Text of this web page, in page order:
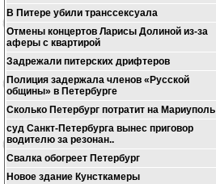
В Питере убили транссексуала
Отмены концертов Ларисы Долиной из-за
аферы с квартирой
Задрежали питерских дрифтеров
Полиция задержала членов «Русской
общины» в Петербурге
Cколько Петербург потратит на Мариуполь
суд Санкт-Петербурга вынес приговор
водителю за резонан..
Свалка обогреет Петербург
Новое здание Кунсткамеры